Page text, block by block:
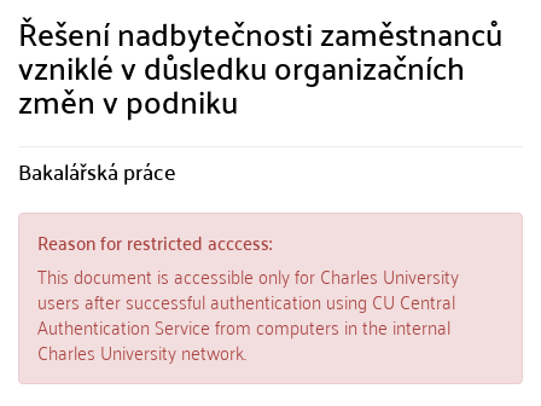
Řešení nadbytečnosti zaměstnanců
vzniklé v důsledku organizačních
změn v podniku
Bakalářská práce
Reason for restricted acccess:
This document is accessible only for Charles University
users after successful authentication using CU Central
Authentication Service from computers in the internal
Charles University network.